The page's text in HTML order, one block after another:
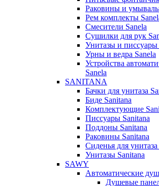
Раковины и
Рем комплекты
Смесители Sanela
Сушилки для рук
Унитазы и писсуары
Урны и ведра Sanela
Устройства
Sanela
SANITANA
Бачки для унитаза
Биде Sanitana
Комплектующие
Писсуары Sanitana
Поддоны Sanitana
Раковины Sanitana
Сиденья для унитаза
Унитазы Sanitana
SAWY
Автоматические
Душевые